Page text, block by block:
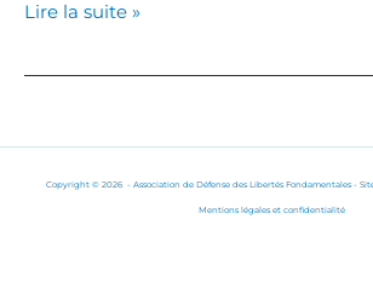
Lire la suite »
Copyright © 2026 - Association de Défense des Libertés Fondamentales -
Mentions légaleset confidentialité